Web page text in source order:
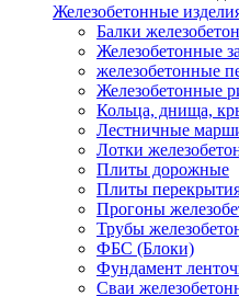
Железобетонные
Балки
Железобетонные
железобетонные
Железобетонные
Кольца, днища,
Лестничные
Лотки
Плиты дорожные
Плиты
Прогоны
Трубы
ФБС (Блоки)
Фундамент
Сваи